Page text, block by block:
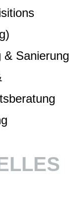
& Sanierung